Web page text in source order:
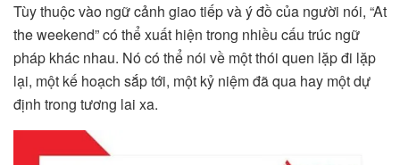
Tùy thuộc vào ngữ cảnh giao tiếp và ý đồ của người nói, “At
the weekend” có thể xuất hiện trong nhiều cấu trúc ngữ
pháp khác nhau. Nó có thể nói về một thói quen lặp đi lặp
lại, một kế hoạch sắp tới, một kỷ niệm đã qua hay một dự
định trong tương lai xa.